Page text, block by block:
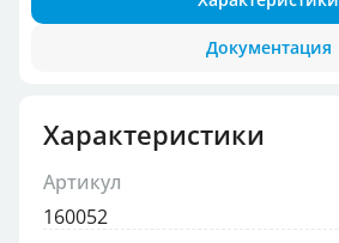
Документация
Характеристики
Артикул
160052